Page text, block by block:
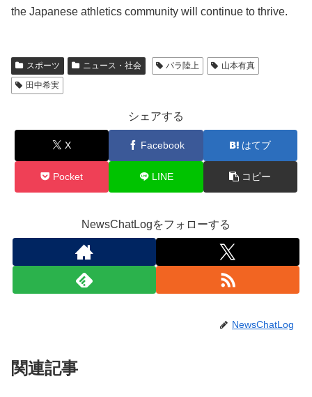
the Japanese athletics community will continue to thrive.
スポーツ ニュース・社会 パラ陸上
山本有真
田中希実
シェアする
X Facebook はてブ
Pocket LINE コピー
NewsChatLogをフォローする
NewsChatLog
関連記事